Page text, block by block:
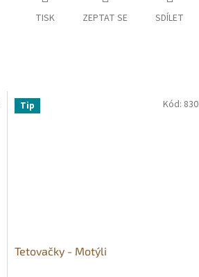
TISK ZEPTAT SE SDÍLET
Tip
Tetovačky - Motýli
Kód: 830